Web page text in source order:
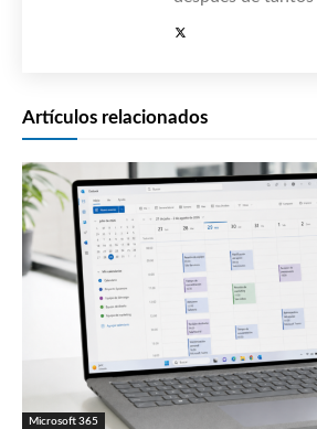
Artículos relacionados
Microsoft 365